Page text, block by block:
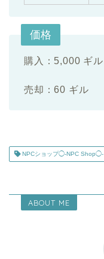
価格
購入：5,000 ギル
売却：60 ギル
NPCショップ◯-NPC Shop◯-
ABOUT ME